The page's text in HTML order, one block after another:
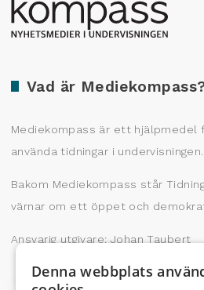
Vad är
Mediekompass är ett hjälpmedel
använda tidningar i undervisningen.
Bakom Mediekompass står
värnar om ett öppet och
Ansvarig utgivare: Johan Taubert
Denna webbplats